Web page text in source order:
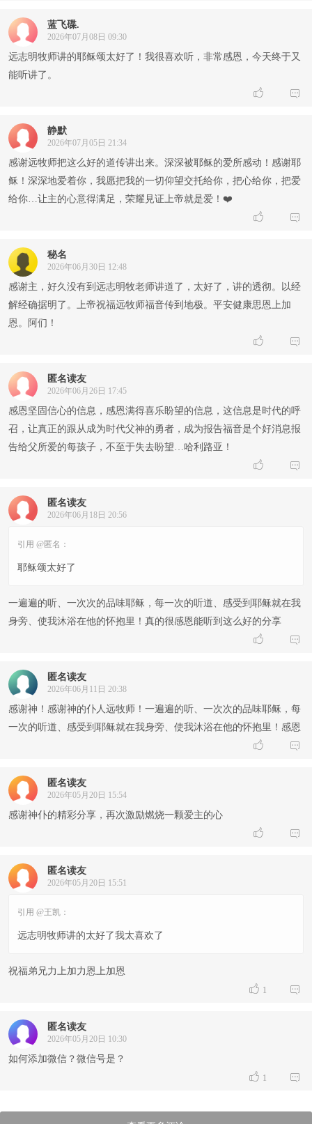
蓝飞碟.
2026年07月08日 09:30
远志明牧师讲的耶稣颂太好了！我很喜欢听，非常感恩，今天终于又
能听讲了。
 
静默
2026年07月05日 21:34
感谢远牧师把这么好的道传讲出来。深深被耶稣的爱所感动！感谢耶
稣！深深地爱着你，我愿把我的一切仰望交托给你，把心给你，把爱
给你…让主的心意得满足，荣耀見证上帝就是爱！❤️
 
秘名
2026年06月30日 12:48
感谢主，好久没有到远志明牧老师讲道了，太好了，讲的透彻。以经
解经确据明了。上帝祝福远牧师福音传到地极。平安健康思恩上加
恩。阿们！
 
匿名读友
2026年06月26日 17:45
感恩坚固信心的信息，感恩满得喜乐盼望的信息，这信息是时代的呼
召，让真正的跟从成为时代父神的勇者，成为报告福音是个好消息报
告给父所爱的每孩子，不至于失去盼望…哈利路亚！
 
匿名读友
2026年06月18日 20:56
引用 @匿名：
耶稣颂太好了
一遍遍的听、一次次的品味耶稣，每一次的听道、感受到耶稣就在我
身旁、使我沐浴在他的怀抱里！真的很感恩能听到这么好的分享
 
匿名读友
2026年06月11日 20:38
感谢神！感谢神的仆人远牧师！一遍遍的听、一次次的品味耶稣，每
一次的听道、感受到耶稣就在我身旁、使我沐浴在他的怀抱里！感恩
 
匿名读友
2026年05月20日 15:54
感谢神仆的精彩分享，再次激励燃烧一颗爱主的心
 
匿名读友
2026年05月20日 15:51
引用 @王凯：
远志明牧师讲的太好了我太喜欢了
祝福弟兄力上加力恩上加恩
 1 
匿名读友
2026年05月20日 10:30
如何添加微信？微信号是？
 1 